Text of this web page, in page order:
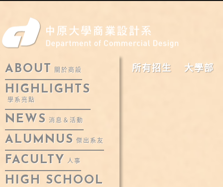
ABOUT 關於商設
HIGHLIGHTS
學系亮點
NEWS 消息＆活動
ALUMNUS 傑出系友
FACULTY 人事
HIGH SCHOOL
所有招生 大學部